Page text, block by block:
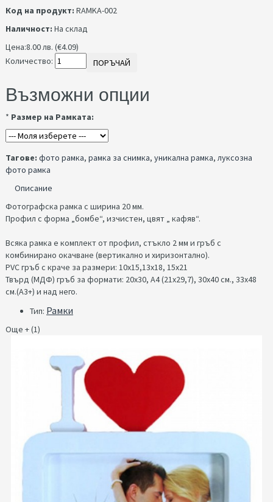
Код на продукт: RAMKA-002
Наличност: На склад
Цена:8.00 лв. (€4.09)
Количество:
ПОРЪЧАЙ
Възможни опции
* Размер на Рамката:
Тагове: фото рамка, рамка за снимка, уникална рамка, луксозна
фото рамка
Описание
Фотографска рамка с ширина 20 мм.
Профил с форма „бомбе“, изчистен, цвят „ кафяв“.
Всяка рамка е комплект от профил, стъкло 2 мм и гръб с
комбинирано окачване (вертикално и хиризонтално).
PVC гръб с краче за размери: 10х15,13х18, 15х21
Твърд (МДФ) гръб за формати: 20х30, A4 (21x29,7), 30х40 см., 33х48
см.(А3+) и над него.
Тип: Рамки
Още + (1)